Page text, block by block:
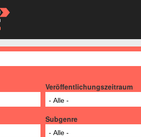
Veröffentlichungszeitraum
- Alle -
Subgenre
- Alle -